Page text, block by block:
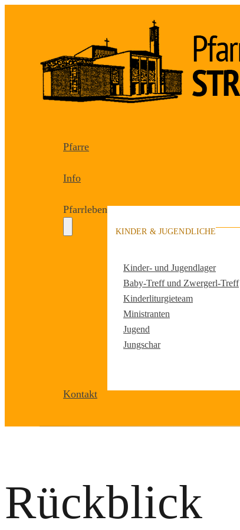
Pfarre
Info
Pfarrleben
KINDER & JUGENDLICHE
Kinder- und Jugendlager
Baby-Treff und Zwergerl-Treff
Kinderliturgieteam
Ministranten
Jugend
Jungschar
Kontakt
Rückblick